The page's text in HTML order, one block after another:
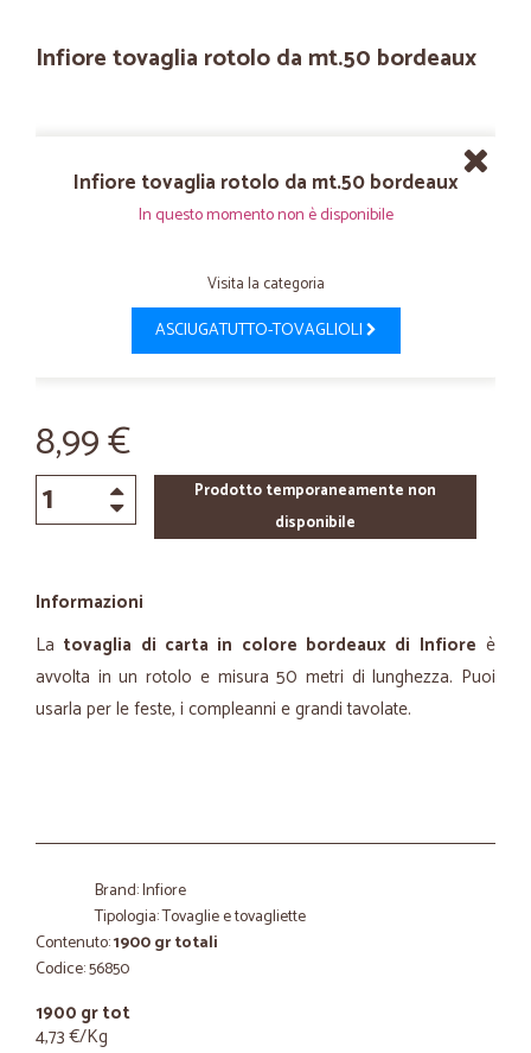
Infiore tovaglia rotolo da mt.50 bordeaux
Infiore tovaglia rotolo da mt.50 bordeaux
In questo momento non è disponibile
Visita la categoria
ASCIUGATUTTO-TOVAGLIOLI
8,99 €
Prodotto temporaneamente non
disponibile
Informazioni
La tovaglia di carta in colore bordeaux di Infiore è
avvolta in un rotolo e misura 50 metri di lunghezza. Puoi
usarla per le feste, i compleanni e grandi tavolate.
Brand: Infiore
Tipologia: Tovaglie e tovagliette
Contenuto:1900 gr totali
Codice: 56850
1900 gr tot
4,73 €/Kg